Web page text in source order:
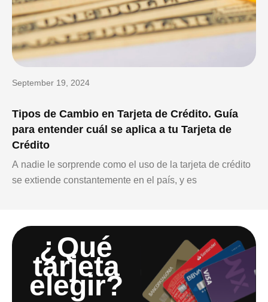
Tipos de Cambio en Tarjeta de Crédito. Guía
para entender cuál se aplica a tu Tarjeta de
Crédito
September 19, 2024
A nadie le sorprende como el uso de la tarjeta de crédito
se extiende constantemente en el país, y es
¿Qué
tarjeta
elegir?​